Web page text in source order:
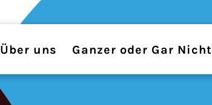
Über uns Ganzer oder Gar Nicht